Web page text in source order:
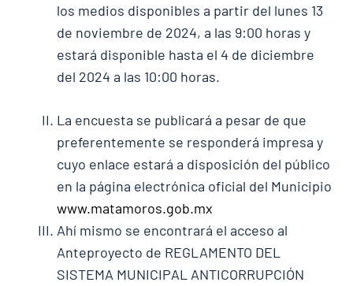
los medios disponibles a partir del lunes 13
de noviembre de 2024, a las 9:00 horas y
estará disponible hasta el 4 de diciembre
del 2024 a las 10:00 horas.
La encuesta se publicará a pesar de que
preferentemente se responderá impresa y
cuyo enlace estará a disposición del público
en la página electrónica oficial del Municipio
www.matamoros.gob.mx
Ahí mismo se encontrará el acceso al
Anteproyecto de REGLAMENTO DEL
SISTEMA MUNICIPAL ANTICORRUPCIÓN